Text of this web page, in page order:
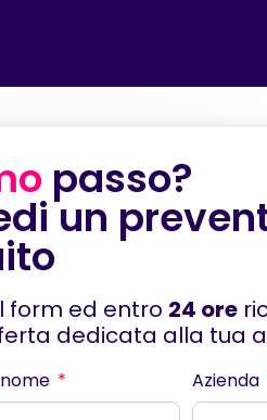
passo?
un
form ed entro 24 ore
dedicata alla tua
Azienda